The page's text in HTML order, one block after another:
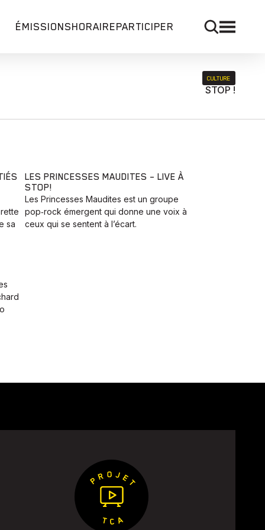
ÉMISSIONSHORAIREPARTICIPER
CULTURE
STOP !
sa
LES PRINCESSES MAUDITES – LIVE À
STOP!
Les Princesses Maudites est un groupe
pop‑rock émergent qui donne une voix à
ceux qui se sentent à l’écart.